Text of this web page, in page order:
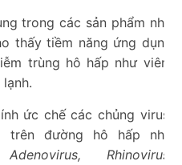
trong các sản phẩm như
thấy tiềm năng ứng dụng
trùng hô hấp như viêm
ức chế các chủng virus,
đường hô hấp như
Rhinovirus,